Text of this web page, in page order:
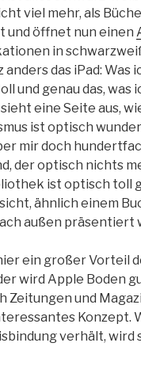
viel mehr, als
und öffnet nun einen
in
anders das iPad:
und genau das,
eine Seite aus,
ist optisch
mir doch
der optisch nichts
ist optisch toll
ähnlich einem
außen präsentiert
ein großer Vorteil
wird Apple Boden
Zeitungen und
Konzept.
verhält, wird